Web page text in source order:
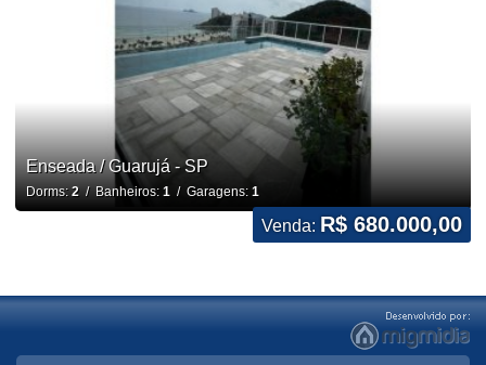
Enseada / Guarujá - SP
Dorms: 2/ Banheiros: 1 / Garagens: 1
Venda: R$ 680.000,00